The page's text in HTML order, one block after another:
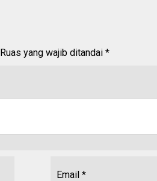
Ruas yang wajib ditandai *
Email *